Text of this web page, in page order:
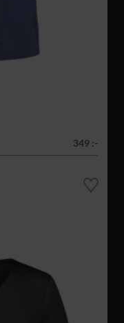
349 :-